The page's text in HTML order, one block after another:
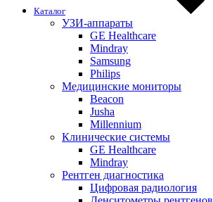
Каталог
УЗИ-аппараты
GE Healthcare
Mindray
Samsung
Philips
Медицинские мониторы
Beacon
Jusha
Millennium
Клинические системы
GE Healthcare
Mindray
Рентген диагностика
Цифровая радиология